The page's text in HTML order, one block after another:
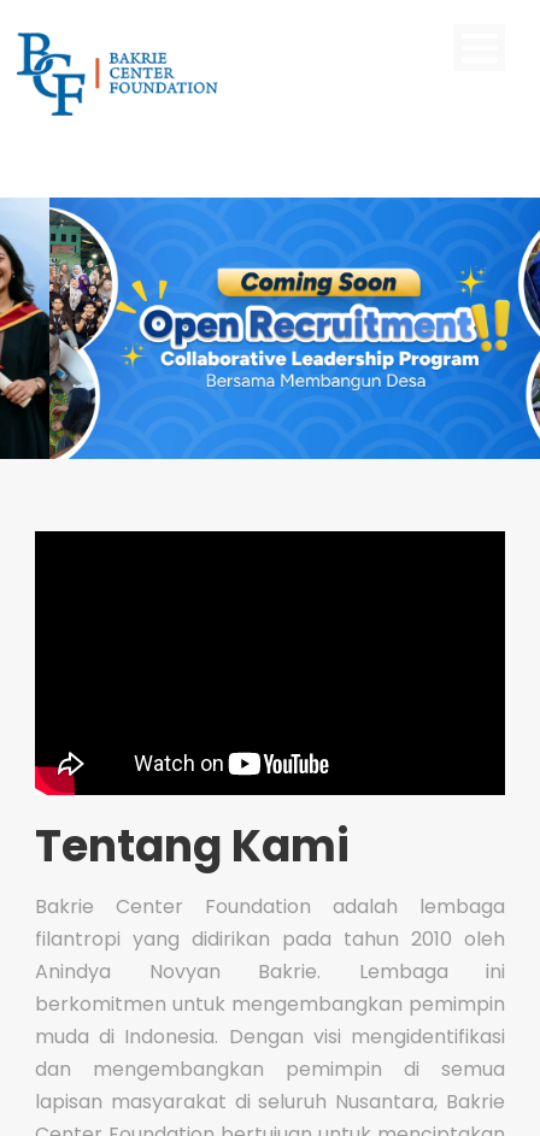
Tentang Kami
Bakrie Center Foundation adalah lembaga
filantropi yang didirikan pada tahun 2010 oleh
Anindya Novyan Bakrie. Lembaga ini
berkomitmen untuk mengembangkan pemimpin
muda di Indonesia. Dengan visi mengidentifikasi
dan mengembangkan pemimpin di semua
lapisan masyarakat di seluruh Nusantara, Bakrie